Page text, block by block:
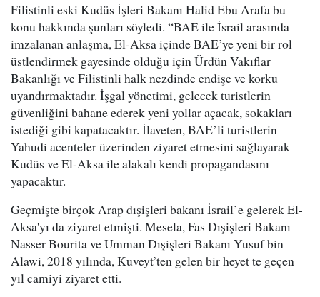
Filistinli eski Kudüs İşleri Bakanı Halid Ebu Arafa bu
konu hakkında şunları söyledi. “BAE ile İsrail arasında
imzalanan anlaşma, El-Aksa içinde BAE’ye yeni bir rol
üstlendirmek gayesinde olduğu için Ürdün Vakıflar
Bakanlığı ve Filistinli halk nezdinde endişe ve korku
uyandırmaktadır. İşgal yönetimi, gelecek turistlerin
güvenliğini bahane ederek yeni yollar açacak, sokakları
istediği gibi kapatacaktır. İlaveten, BAE’li turistlerin
Yahudi acenteler üzerinden ziyaret etmesini sağlayarak
Kudüs ve El-Aksa ile alakalı kendi propagandasını
yapacaktır.
Geçmişte birçok Arap dışişleri bakanı İsrail’e gelerek El-
Aksa'yı da ziyaret etmişti. Mesela, Fas Dışişleri Bakanı
Nasser Bourita ve Umman Dışişleri Bakanı Yusuf bin
Alawi, 2018 yılında, Kuveyt’ten gelen bir heyet te geçen
yıl camiyi ziyaret etti.